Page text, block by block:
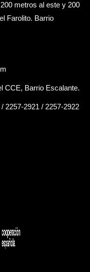
metros al este y 200
Farolito. Barrio
CCE, Barrio Escalante.
2257-2921 / 2257-2922